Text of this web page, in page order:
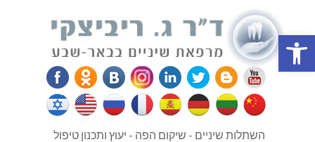
פתח סרגל נגישות
השתלות שיניים - שיקום הפה - יעוץ ותכנון טיפול